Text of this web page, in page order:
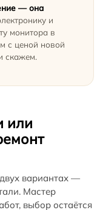
— она
и
монитора в
с ценой новой
скажем.
или
вариантах —
Мастер
выбор остаётся